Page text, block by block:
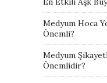
Medyum Hoca
Önemli?
Medyum
Önemlidir?